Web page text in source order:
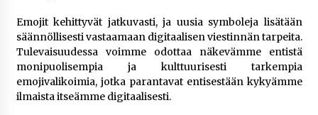
Emojit kehittyvät jatkuvasti, ja uusia symboleja lisätään
säännöllisesti vastaamaan digitaalisen viestinnän tarpeita.
Tulevaisuudessa voimme odottaa näkevämme entistä
monipuolisempia ja kulttuurisesti tarkempia
emojivalikoimia, jotka parantavat entisestään kykyämme
ilmaista itseämme digitaalisesti.